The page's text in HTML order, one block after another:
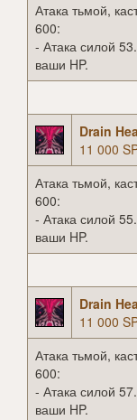
Атака тьмой,
600:
- Атака силой
ваши HP.
Drain
11 000
Атака тьмой,
600:
- Атака силой
ваши HP.
Drain
11 000
Атака тьмой,
600:
- Атака силой
ваши HP.